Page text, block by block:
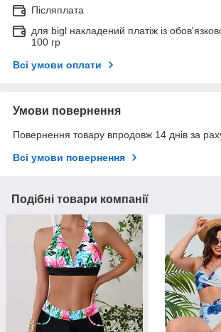
Післяплата
для bigl накладений платіж із
100 гр
Всі умови оплати
Умови повернення
Повернення товару впродовж 14 днів за
Всі умови повернення
Подібні товари компанії